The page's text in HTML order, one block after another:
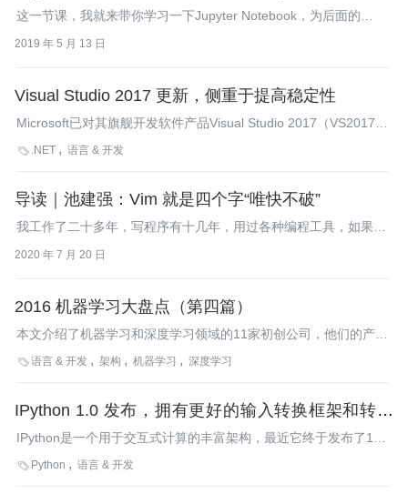
术？
这一节课，我就来带你学习一下Jupyter Notebook，为后面的
2019 年 5 月 13 日
Visual Studio 2017 更新，侧重于提高稳定性
Microsoft已对其旗舰开发软件产品Visual Studio 2017（VS2017）
的安装程序和设置引擎做了全新设计，意在能快速地部署更新到
 .NET 语言 & 开发
导读｜池建强：Vim 就是四个字“唯快不破”
我工作了二十多年，写程序有十几年，用过各种编程工具，如果让
2020 年 7 月 20 日
2016 机器学习大盘点（第四篇）
本文介绍了机器学习和深度学习领域的11家初创公司，他们的产品
和技术，以及未来的发展潜力。
语言 & 开发 架构 机器学习 深度学习
IPython 1.0 发布，拥有更好的输入转换框架和转换
工具
IPython是一个用于交互式计算的丰富架构，最近它终于发布了1.0
版本。这一版本增加了NbConvert，它能够将IPython笔记本转变
 Python 语言 & 开发